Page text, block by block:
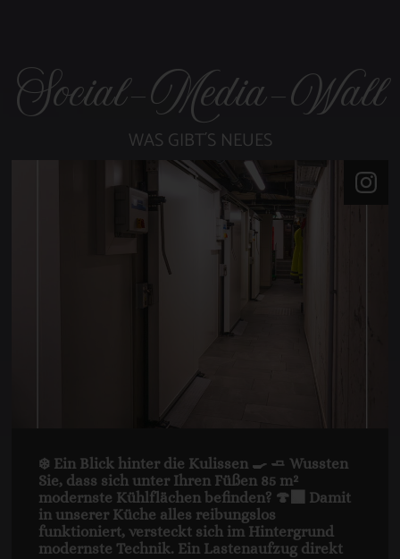
Social-Media-Wall
WAS GIBT´S NEUES
❄️ Ein Blick hinter die Kulissen 🍳 🧈 Wussten
Sie, dass sich unter Ihren Füßen 85 m²
modernste Kühlflächen befinden? 🍄‍🟫 Damit
in unserer Küche alles reibungslos
funktioniert, versteckt sich im Hintergrund
modernste Technik. Ein Lastenaufzug direkt